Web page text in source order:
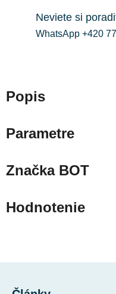
Neviete si
WhatsApp +420
Popis
Parametre
ZnačkaBOT
Hodnotenie